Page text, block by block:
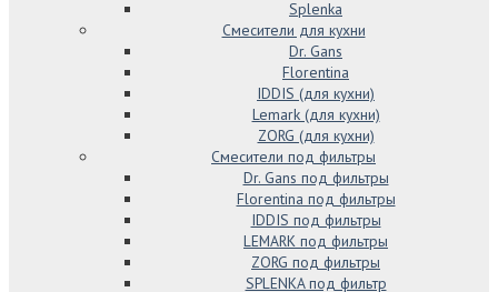
Splenka
Смесители для кухни
Dr. Gans
Florentina
IDDIS (для кухни)
Lemark (для кухни)
ZORG (для кухни)
Смесители под фильтры
Dr. Gans под фильтры
Florentina под фильтры
IDDIS под фильтры
LEMARK под фильтры
ZORG под фильтры
SPLENKA под фильтр